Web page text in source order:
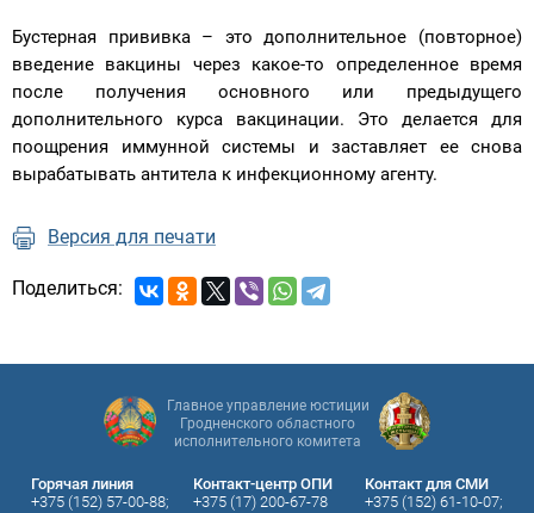
Бустерная прививка – это дополнительное (повторное)
введение вакцины через какое-то определенное время
после получения основного или предыдущего
дополнительного курса вакцинации. Это делается для
поощрения иммунной системы и заставляет ее снова
вырабатывать антитела к инфекционному агенту.
Версия для печати
Поделиться:
Главное управление юстиции
Гродненского областного
исполнительного комитета
Горячая линия
+375 (152) 57-00-88;
Контакт-центр ОПИ
+375 (17) 200-67-78
Контакт для СМИ
+375 (152) 61-10-07;